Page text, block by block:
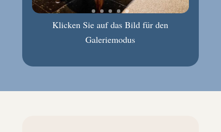
Klicken Sie auf das Bild für den
Galeriemodus